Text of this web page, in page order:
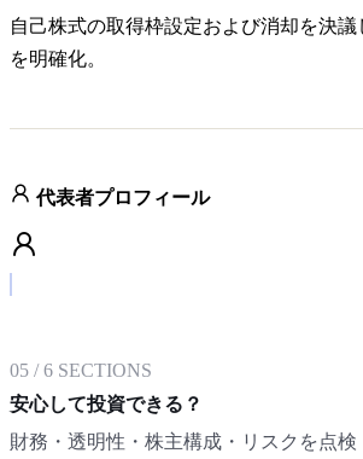
自己株式の取得枠設定および消却を決
を明確化。
代表者プロフィール
05 /6 SECTIONS
安心して投資できる？
財務・透明性・株主構成・リスクを点検